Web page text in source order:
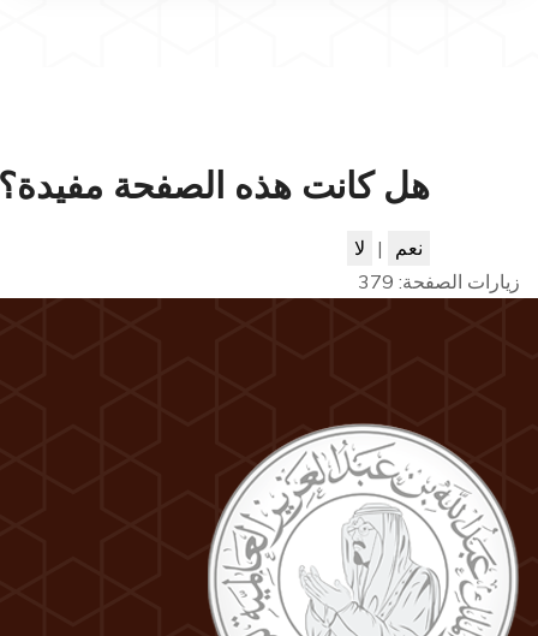
هل كانت هذه الصفحة
نعم | لا
زيارات الصفحة: 379